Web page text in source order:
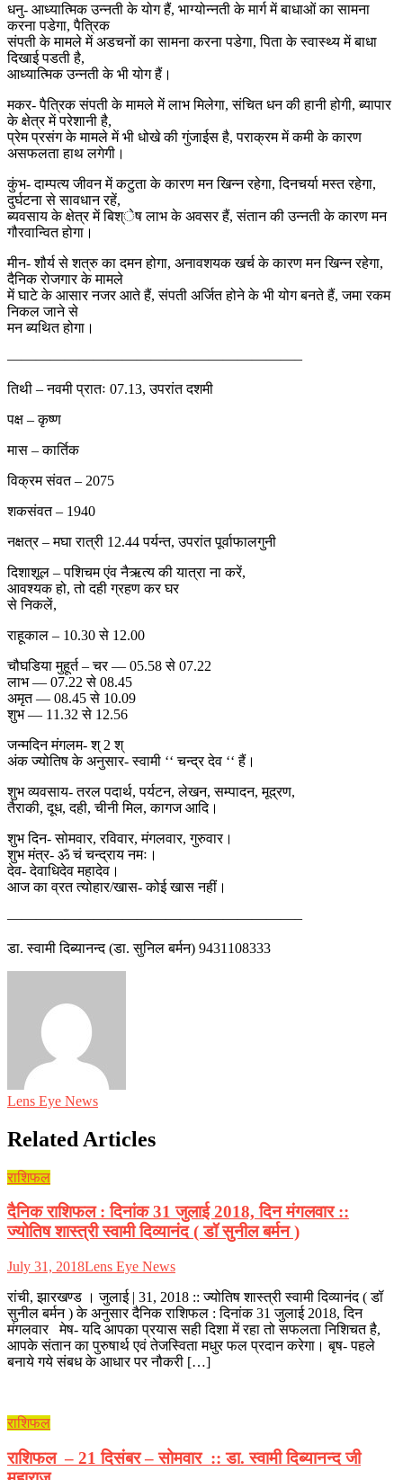
धनु- आध्यात्मिक उन्नती के योग हैं, भाग्योन्नती के मार्ग में बाधाओं का सामना
करना पडेगा, पैत्रिक
संपती के मामले में अडचनों का सामना करना पडेगा, पिता के स्वास्थ्य में बाधा
दिखाई पडती है,
आध्यात्मिक उन्नती के भी योग हैं।
मकर- पैत्रिक संपती के मामले में लाभ मिलेगा, संचित धन की हानी होगी, ब्यापार
के क्षेत्र में परेशानी है,
प्रेम प्रसंग के मामले में भी धोखे की गुंजाईस है, पराक्रम में कमी के कारण
असफलता हाथ लगेगी।
कुंभ- दाम्पत्य जीवन में कटुता के कारण मन खिन्न रहेगा, दिनचर्या मस्त रहेगा,
दुर्घटना से सावधान रहें,
ब्यवसाय के क्षेत्र में बिश्ेष लाभ के अवसर हैं, संतान की उन्नती के कारण मन
गौरवान्वित होगा।
मीन- शौर्य से शत्रु का दमन होगा, अनावशयक खर्च के कारण मन खिन्न रहेगा,
दैनिक रोजगार के मामले
में घाटे के आसार नजर आते हैं, संपती अर्जित होने के भी योग बनते हैं, जमा रकम
निकल जाने से
मन ब्यथित होगा।
————————————————————–
तिथी – नवमी प्रातः 07.13, उपरांत दशमी
पक्ष – कृष्ण
मास – कार्तिक
विक्रम संवत – 2075
शकसंवत – 1940
नक्षत्र – मघा रात्री 12.44 पर्यन्त, उपरांत पूर्वाफालगुनी
दिशाशूल – पशिचम एंव नैऋत्य की यात्रा ना करें,
आवश्यक हो, तो दही ग्रहण कर घर
से निकलें,
राहूकाल – 10.30 से 12.00
चौघडिया मुहूर्त – चर — 05.58 से 07.22
लाभ — 07.22 से 08.45
अमृत — 08.45 से 10.09
शुभ — 11.32 से 12.56
जन्मदिन मंगलम- श् 2 श्
अंक ज्योतिष के अनुसार- स्वामी ‘‘ चन्द्र देव ‘‘ हैं।
शुभ व्यवसाय- तरल पदार्थ, पर्यटन, लेखन, सम्पादन, मूद्रण,
तैराकी, दूध, दही, चीनी मिल, कागज आदि।
शुभ दिन- सोमवार, रविवार, मंगलवार, गुरुवार।
शुभ मंत्र- ॐ चं चन्द्राय नमः।
देव- देवाधिदेव महादेव।
आज का व्रत त्योहार/खास- कोई खास नहीं।
————————————————————–
डा. स्वामी दिब्यानन्द (डा. सुनिल बर्मन) 9431108333
Lens Eye News
Related Articles
राशिफल
दैनिक राशिफल : दिनांक 31 जुलाई 2018, दिन मंगलवार ::
ज्योतिष शास्त्री स्वामी दिव्यानंद ( डॉ सुनील बर्मन )
July 31, 2018Lens Eye News
रांची, झारखण्ड । जुलाई | 31, 2018 :: ज्योतिष शास्त्री स्वामी दिव्यानंद ( डॉ
सुनील बर्मन ) के अनुसार दैनिक राशिफल : दिनांक 31 जुलाई 2018, दिन
मंगलवार मेष- यदि आपका प्रयास सही दिशा में रहा तो सफलता निशिचत है,
आपके संतान का पुरुषार्थ एवं तेजस्विता मधुर फल प्रदान करेगा। बृष- पहले
बनाये गये संबध के आधार पर नौकरी […]
राशिफल
राशिफल – 21 दिसंबर – सोमवार :: डा. स्वामी दिब्यानन्द जी